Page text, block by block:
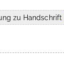
zu Handschrift